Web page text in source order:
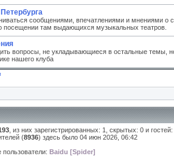
сообщениями, впечатлениями и мнениями о
посещении там выдающихся музыкальных театров.
вопросы, не укладывающиеся в остальные темы,
нашего клуба
, из них зарегистрированных: 1, скрытых: 0 и
(8936) здесь было 04 июн 2026, 06:42
Baidu [Spider]